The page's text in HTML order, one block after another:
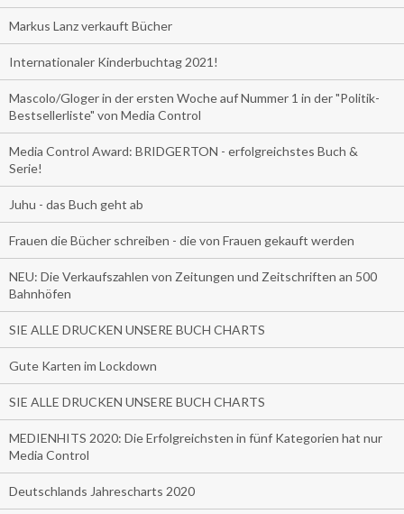
Markus Lanz verkauft Bücher
Internationaler Kinderbuchtag 2021!
Mascolo/Gloger in der ersten Woche auf Nummer 1 in der "Politik-
Bestsellerliste" von Media Control
Media Control Award: BRIDGERTON - erfolgreichstes Buch &
Serie!
Juhu - das Buch geht ab
Frauen die Bücher schreiben - die von Frauen gekauft werden
NEU: Die Verkaufszahlen von Zeitungen und Zeitschriften an 500
Bahnhöfen
SIE ALLE DRUCKEN UNSERE BUCH CHARTS
Gute Karten im Lockdown
SIE ALLE DRUCKEN UNSERE BUCH CHARTS
MEDIENHITS 2020: Die Erfolgreichsten in fünf Kategorien hat nur
Media Control
Deutschlands Jahrescharts 2020